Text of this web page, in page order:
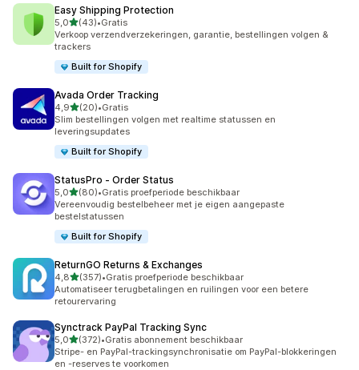
Easy Shipping Protection
5,0van 5 sterren
(43)
43 recensies in totaal
•Gratis
Verkoop verzendverzekeringen, garantie, bestellingen volgen &
trackers
Built for Shopify
Avada Order Tracking
4,9van 5 sterren
(20)
20 recensies in totaal
•Gratis
Slim bestellingen volgen met realtime statussen en
leveringsupdates
Built for Shopify
StatusPro ‑ Order Status
5,0van 5 sterren
(80)
80 recensies in totaal
•Gratis proefperiode beschikbaar
Vereenvoudig bestelbeheer met je eigen aangepaste
bestelstatussen
Built for Shopify
ReturnGO Returns & Exchanges
4,8van 5 sterren
(357)
357 recensies in totaal
•Gratis proefperiode beschikbaar
Automatiseer terugbetalingen en ruilingen voor een betere
retourervaring
Synctrack PayPal Tracking Sync
5,0van 5 sterren
(372)
372 recensies in totaal
•Gratis abonnement beschikbaar
Stripe- en PayPal-trackingsynchronisatie om PayPal-blokkeringen
en -reserves te voorkomen